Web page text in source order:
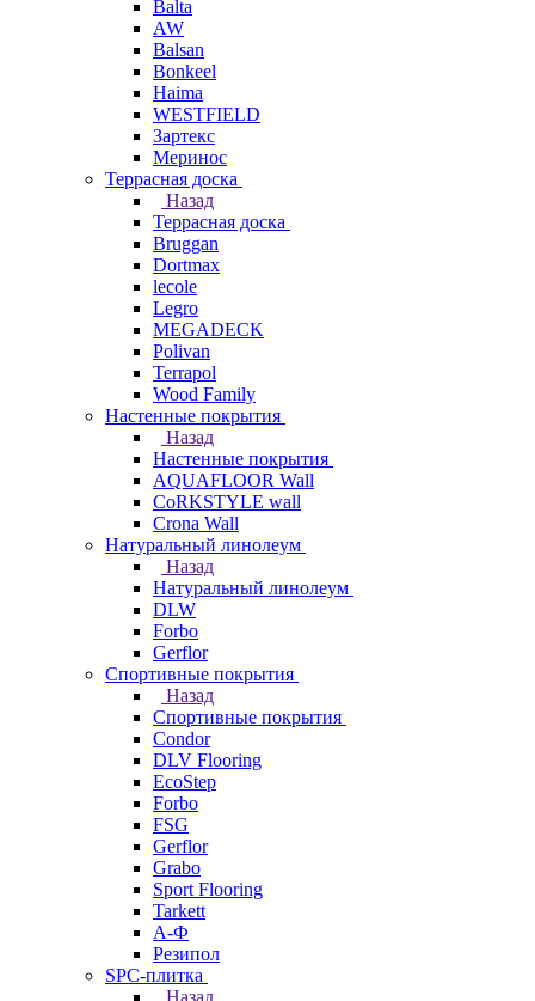
Balta
AW
Balsan
Bonkeel
Haima
WESTFIELD
Зартекс
Меринос
Террасная доска
Назад
Террасная доска
Bruggan
Dortmax
lecole
Legro
MEGADECK
Polivan
Terrapol
Wood Family
Настенные покрытия
Назад
Настенные покрытия
AQUAFLOOR Wall
CoRKSTYLE wall
Crona Wall
Натуральный линолеум
Назад
Натуральный линолеум
DLW
Forbo
Gerflor
Спортивные покрытия
Назад
Спортивные покрытия
Condor
DLV Flooring
EcoStep
Forbo
FSG
Gerflor
Grabo
Sport Flooring
Tarkett
А-Ф
Резипол
SPC-плитка
Назад